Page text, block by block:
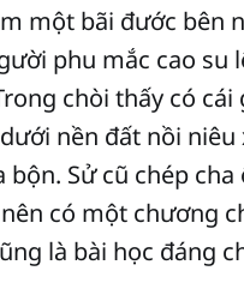
một bãi đước bên
phu mắc cao su
chòi thấy có cái
nền đất nồi
Sử cũ chép
có một chương
là bài học đáng